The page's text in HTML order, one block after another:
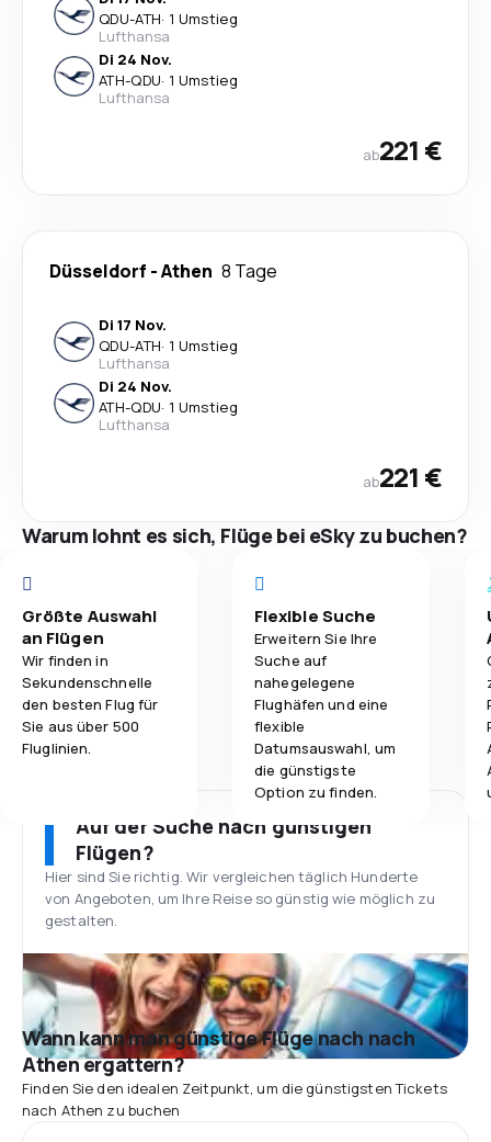
QDU-ATH· 1 Umstieg
Lufthansa
Di 24 Nov.
ATH-QDU· 1 Umstieg
Lufthansa
ab221 €
Düsseldorf -Athen 8 Tage
Di 17 Nov.
QDU-ATH· 1 Umstieg
Lufthansa
Di 24 Nov.
ATH-QDU· 1 Umstieg
Lufthansa
ab221 €
Warum lohnt es sich, Flüge bei eSky zu buchen?
Größte Auswahl
an Flügen
Wir finden in
Sekundenschnelle
den besten Flug für
Sie aus über 500
Fluglinien.
Flexible Suche
Erweitern Sie Ihre
Suche auf
nahegelegene
Flughäfen und eine
flexible
Datumsauswahl, um
die günstigste
Option zu finden.
Auf der Suche nach günstigen
Flügen?
Hier sind Sie richtig. Wir vergleichen täglich Hunderte
von Angeboten, um Ihre Reise so günstig wie möglich zu
gestalten.
Wann kann man günstige Flüge nach nach
Athen ergattern?
Finden Sie den idealen Zeitpunkt, um die günstigsten Tickets
nach Athen zu buchen